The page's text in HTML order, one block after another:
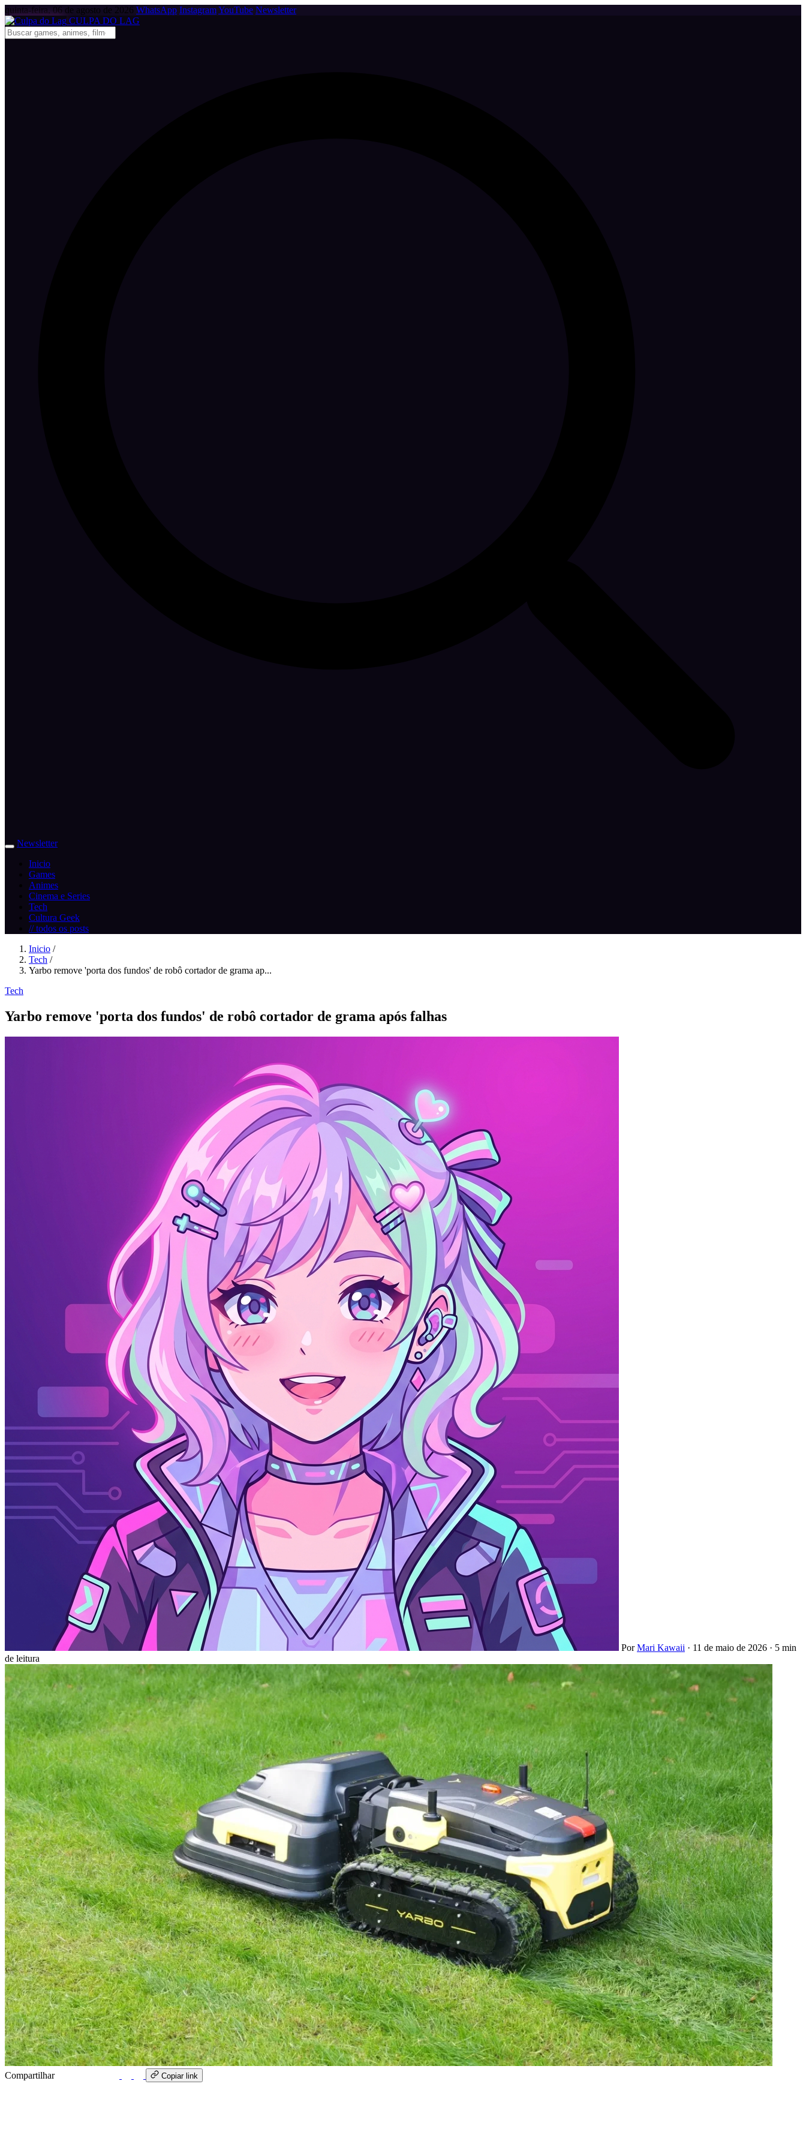
quinta-feira, 06 de agosto de 2026 WhatsApp InstagramYouTube Newsletter
CULPA DO LAG
Newsletter
Inicio
Games
Animes
Cinema e Series
Tech
Cultura Geek
// todos os posts
Inicio /
Tech /
Yarbo remove 'porta dos fundos' de robô cortador de grama ap...
Tech
Yarbo remove 'porta dos fundos' de robô cortador de grama após falhas
PorMari Kawaii · 11 de maio de 2026 · 5 min
de leitura
Compartilhar Copiar link